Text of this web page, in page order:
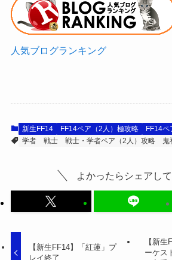
人気ブログランキング
新生FF14 FF14ペア（2人）極攻略
FF14ペ
学者
戦士 戦士・学者ペア（2人）攻略 鬼
よかったらシェアして
【新生FF14】「紅蓮」プ
レイ終了
【新
ーケス